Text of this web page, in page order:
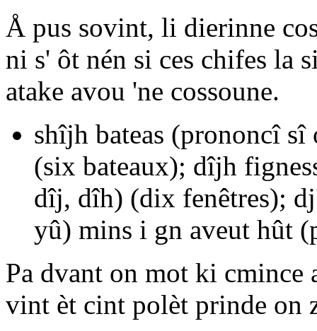
Å pus sovint, li dierinne
ni s' ôt nén si ces chifes la
atake avou 'ne cossoune.
shîjh bateas (prononcî sî
(six bateaux); dîjh
dîj, dîh) (dix fenêtres);
yû) mins i gn aveut hût
Pa dvant on mot ki
vint èt cint polèt prinde on